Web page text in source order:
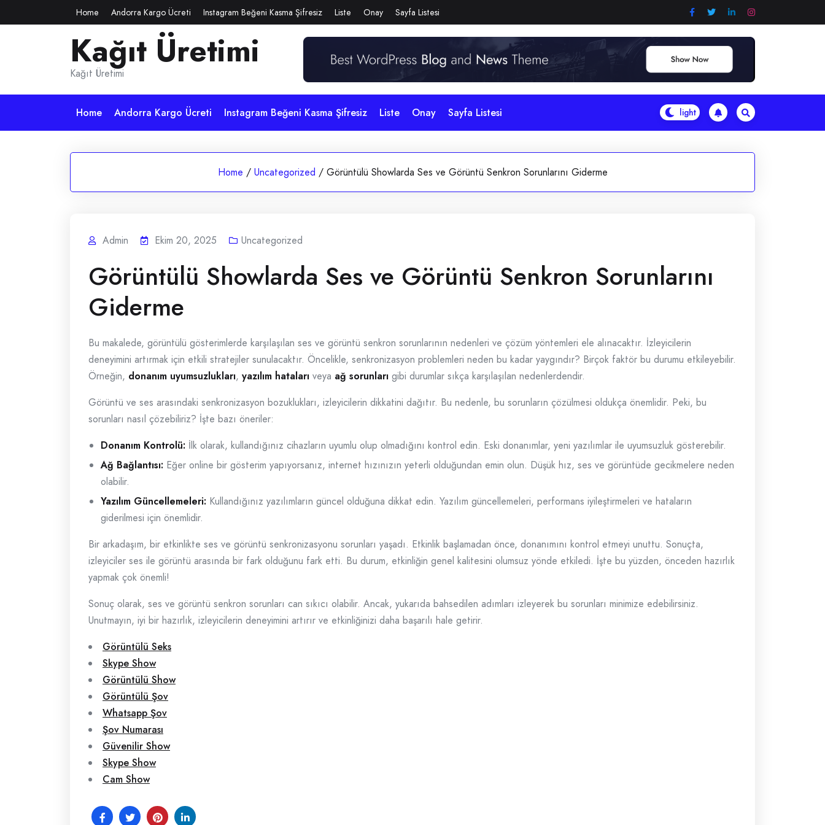
to
Home Andorra Kargo Ücreti Instagram Beğeni Kasma Şifresiz Liste Onay Sayfa Listesi
Kağıt Üretimi
Kağıt Üretimi
Home Andorra Kargo Ücreti Instagram Beğeni Kasma Şifresiz Liste Onay Sayfa Listesi
Home / Uncategorized / Görüntülü Showlarda Ses ve Görüntü Senkron Sorunlarını Giderme
Admin Ekim 20, 2025 Uncategorized
Görüntülü Showlarda Ses ve Görüntü Senkron Sorunlarını
Giderme
Bu makalede, görüntülü gösterimlerde karşılaşılan ses ve görüntü senkron sorunlarının nedenleri ve çözüm yöntemleri ele alınacaktır. İzleyicilerin
deneyimini artırmak için etkili stratejiler sunulacaktır. Öncelikle, senkronizasyon problemleri neden bu kadar yaygındır? Birçok faktör bu durumu etkileyebilir.
Örneğin, donanım uyumsuzlukları, yazılım hataları veya ağ sorunları gibi durumlar sıkça karşılaşılan nedenlerdendir.
Görüntü ve ses arasındaki senkronizasyon bozuklukları, izleyicilerin dikkatini dağıtır. Bu nedenle, bu sorunların çözülmesi oldukça önemlidir. Peki, bu
sorunları nasıl çözebiliriz? İşte bazı öneriler:
Donanım Kontrolü: İlk olarak, kullandığınız cihazların uyumlu olup olmadığını kontrol edin. Eski donanımlar, yeni yazılımlar ile uyumsuzluk gösterebilir.
Ağ Bağlantısı: Eğer online bir gösterim yapıyorsanız, internet hızınızın yeterli olduğundan emin olun. Düşük hız, ses ve görüntüde gecikmelere neden
olabilir.
Yazılım Güncellemeleri: Kullandığınız yazılımların güncel olduğuna dikkat edin. Yazılım güncellemeleri, performans iyileştirmeleri ve hataların
giderilmesi için önemlidir.
Bir arkadaşım, bir etkinlikte ses ve görüntü senkronizasyonu sorunları yaşadı. Etkinlik başlamadan önce, donanımını kontrol etmeyi unuttu. Sonuçta,
izleyiciler ses ile görüntü arasında bir fark olduğunu fark etti. Bu durum, etkinliğin genel kalitesini olumsuz yönde etkiledi. İşte bu yüzden, önceden hazırlık
yapmak çok önemli!
Sonuç olarak, ses ve görüntü senkron sorunları can sıkıcı olabilir. Ancak, yukarıda bahsedilen adımları izleyerek bu sorunları minimize edebilirsiniz.
Unutmayın, iyi bir hazırlık, izleyicilerin deneyimini artırır ve etkinliğinizi daha başarılı hale getirir.
Görüntülü Seks
Skype Show
Görüntülü Show
Görüntülü Şov
Whatsapp Şov
Şov Numarası
Güvenilir Show
Skype Show
Cam Show